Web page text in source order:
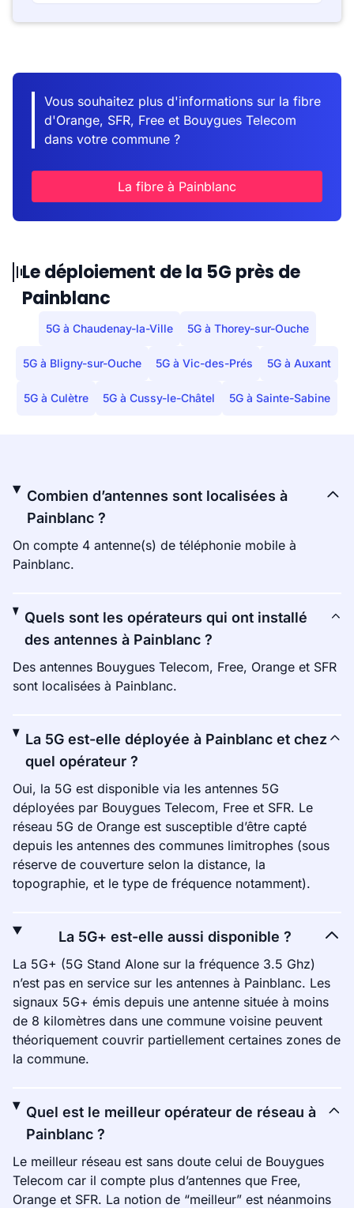
Vous souhaitez plus d'informations sur la fibre
d'Orange, SFR, Free et Bouygues Telecom
dans votre commune ?
La fibre à Painblanc
Le déploiement de la 5G près de
Painblanc
5G à Chaudenay-la-Ville 5G à Thorey-sur-Ouche
5G à Bligny-sur-Ouche 5G à Vic-des-Prés 5G à Auxant
5G à Culètre 5G à Cussy-le-Châtel 5G à Sainte-Sabine
Combien d’antennes sont localisées à
Painblanc ?
On compte 4 antenne(s) de téléphonie mobile à
Painblanc.
Quels sont les opérateurs qui ont installé
des antennes à Painblanc ?
Des antennes Bouygues Telecom, Free, Orange et SFR
sont localisées à Painblanc.
La 5G est-elle déployée à Painblanc et chez
quel opérateur ?
Oui, la 5G est disponible via les antennes 5G
déployées par Bouygues Telecom, Free et SFR. Le
réseau 5G de Orange est susceptible d’être capté
depuis les antennes des communes limitrophes (sous
réserve de couverture selon la distance, la
topographie, et le type de fréquence notamment).
La 5G+ est-elle aussi disponible ?
La 5G+ (5G Stand Alone sur la fréquence 3.5 Ghz)
n’est pas en service sur les antennes à Painblanc. Les
signaux 5G+ émis depuis une antenne située à moins
de 8 kilomètres dans une commune voisine peuvent
théoriquement couvrir partiellement certaines zones de
la commune.
Quel est le meilleur opérateur de réseau à
Painblanc ?
Le meilleur réseau est sans doute celui de Bouygues
Telecom car il compte plus d’antennes que Free,
Orange et SFR. La notion de “meilleur” est néanmoins